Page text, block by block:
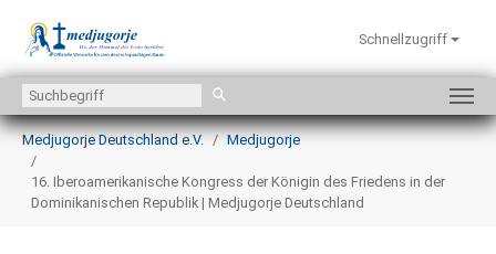
Zum Hauptinhalt springen
Schnellzugriff
Sie sind hier:
Medjugorje Deutschland e.V.
Medjugorje
16. Iberoamerikanische Kongress der Königin des Friedens in der
Dominikanischen Republik | Medjugorje Deutschland